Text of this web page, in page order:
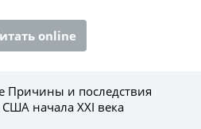
online
Причины и последствия
начала XXI века